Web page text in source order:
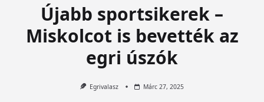
Újabb sportsikerek –
Miskolcot is bevették az
egri úszók
Egrivalasz Márc 27, 2025